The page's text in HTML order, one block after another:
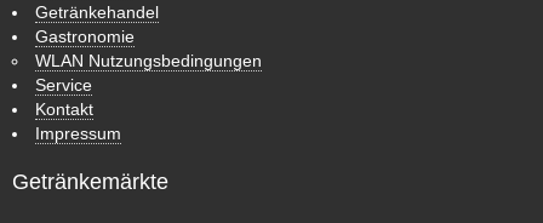
Getränkehandel
Gastronomie
WLAN Nutzungsbedingungen
Service
Kontakt
Impressum
Getränkemärkte